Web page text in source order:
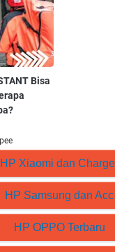
Bisa
HP Xiaomi dan
HP Samsung dan Acc
HP OPPO Terbaru